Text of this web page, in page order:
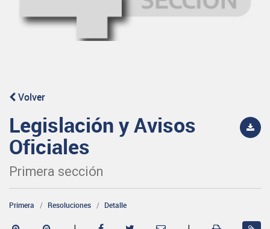
Volver
Legislación y Avisos
Oficiales
Primera sección
Primera Resoluciones Detalle